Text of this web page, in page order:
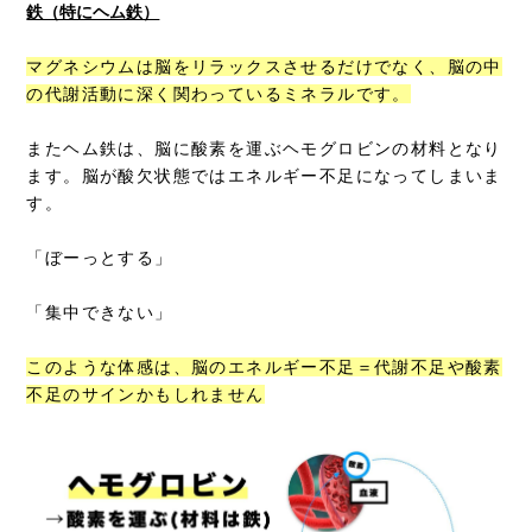
鉄（特にヘム鉄）
マグネシウムは脳をリラックスさせるだけでなく、脳の中
の代謝活動に深く関わっているミネラルです。
またヘム鉄は、脳に酸素を運ぶヘモグロビンの材料となり
ます。脳が酸欠状態ではエネルギー不足になってしまいま
す。
「ぼーっとする」
「集中できない」
このような体感は、脳のエネルギー不足＝代謝不足や酸素
不足のサインかもしれません